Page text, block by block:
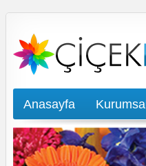
Anasayfa Kurumsal